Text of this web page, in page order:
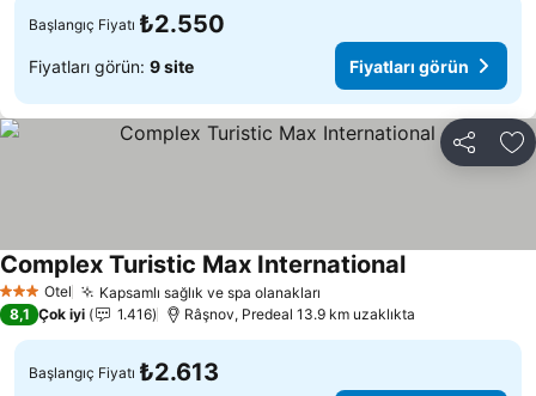
Başlangıç Fiyatı ₺2.550
Fiyatları görün: 9 site Fiyatları görün
Paylaş
3 YıldızOtel Kapsamlı sağlık ve spa olanakları
Complex Turistic Max InternationalFiyatları görün
8,1 Çok iyi 1.416 Râşnov, Predeal 13.9 km uzaklıkta
Başlangıç Fiyatı ₺2.613